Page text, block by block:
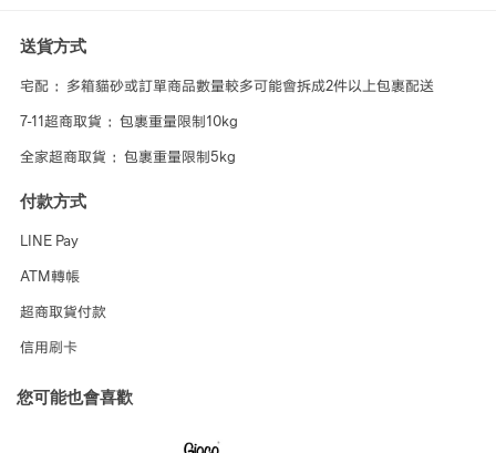
送貨方式
宅配 ：多箱貓砂或訂單商品數量較多可能會拆成2件以上包裹配送
7-11超商取貨 ：包裹重量限制10kg
全家超商取貨 ：包裹重量限制5kg
付款方式
LINE Pay
ATM轉帳
超商取貨付款
信用刷卡
您可能也會喜歡